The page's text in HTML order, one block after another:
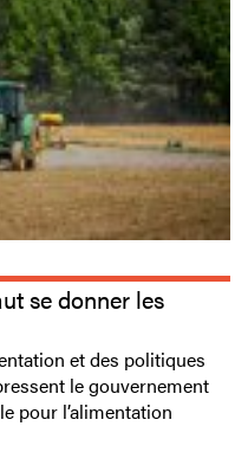
se donner les
et des politiques
le gouvernement
pour l’alimentation